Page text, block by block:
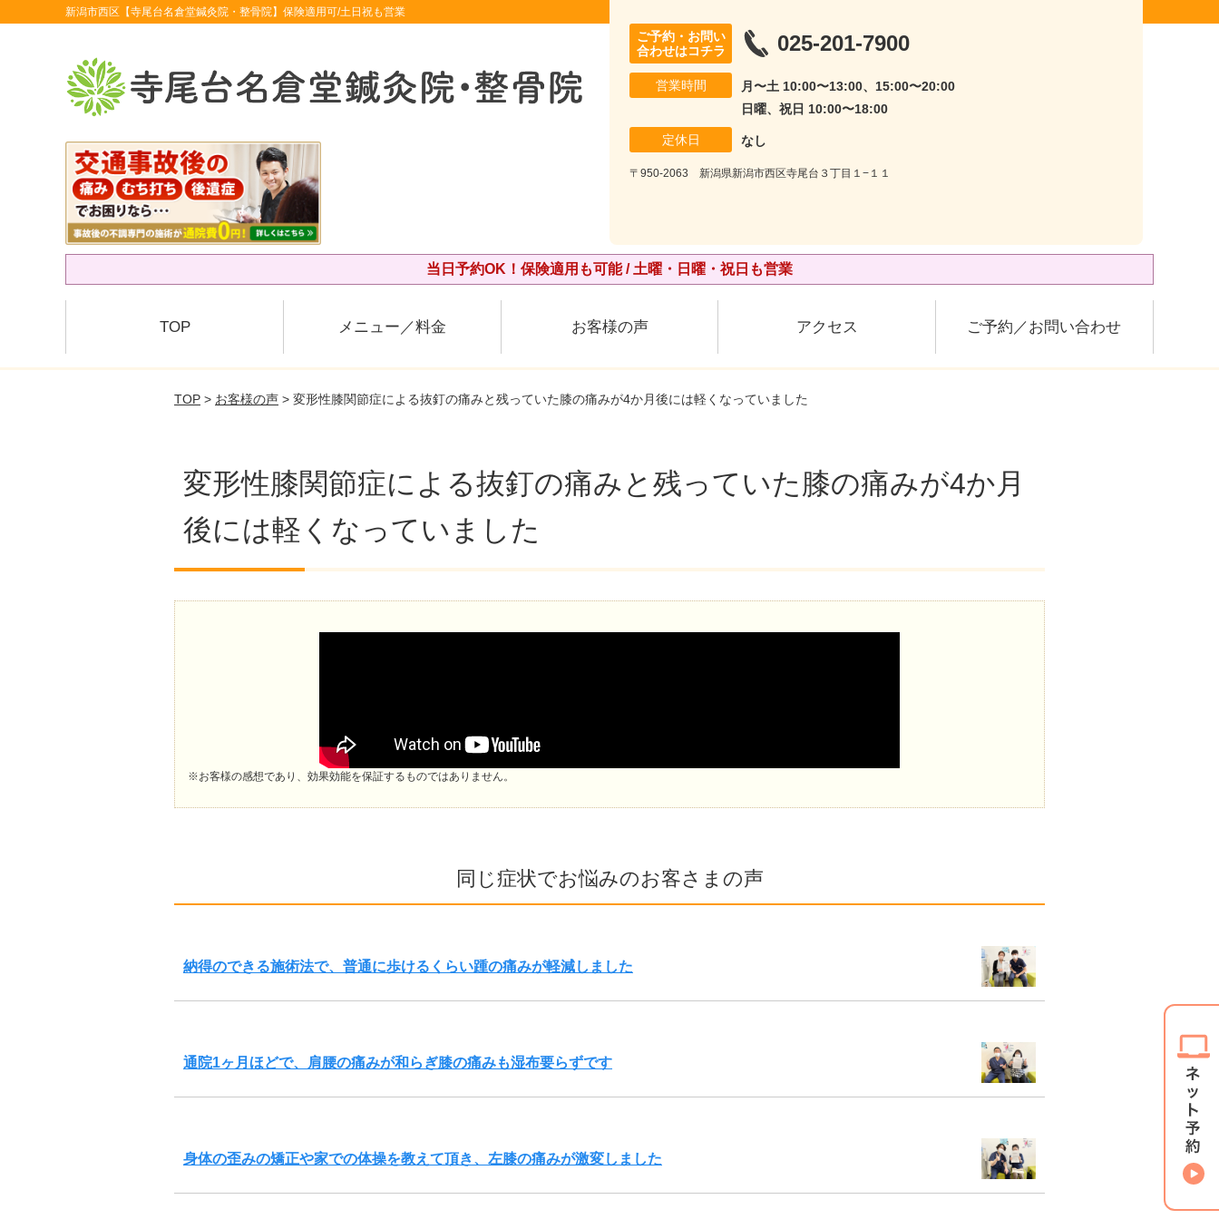
新潟市西区【寺尾台名倉堂鍼灸院・整骨院】保険適用可/土日祝も営業
ご予約・お問い
合わせはコチラ
025-201-7900
営業時間
月〜土 10:00〜13:00、15:00〜20:00
日曜、祝日 10:00〜18:00
定休日 なし
〒950-2063 新潟県新潟市西区寺尾台３丁目１−１１
当日予約OK！保険適用も可能 / 土曜・日曜・祝日も営業
TOP メニュー／料金 お客様の声 アクセス ご予約／お問い合わせ
TOP > お客様の声 > 変形性膝関節症による抜釘の痛みと残っていた膝の痛みが4か月後には軽くなっていました
変形性膝関節症による抜釘の痛みと残っていた膝の痛みが4か月
後には軽くなっていました
※お客様の感想であり、効果効能を保証するものではありません。
同じ症状でお悩みのお客さまの声
納得のできる施術法で、普通に歩けるくらい踵の痛みが軽減しました
通院1ヶ月ほどで、肩腰の痛みが和らぎ膝の痛みも湿布要らずです
身体の歪みの矯正や家での体操を教えて頂き、左膝の痛みが激変しました